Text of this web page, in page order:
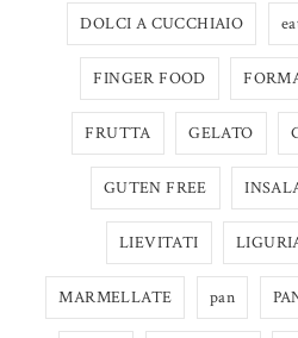
DOLCI A CUCCHIAIO
FINGER FOOD
FRUTTA GELATO
GUTEN FREE
LIEVITATI
MARMELLATE pan